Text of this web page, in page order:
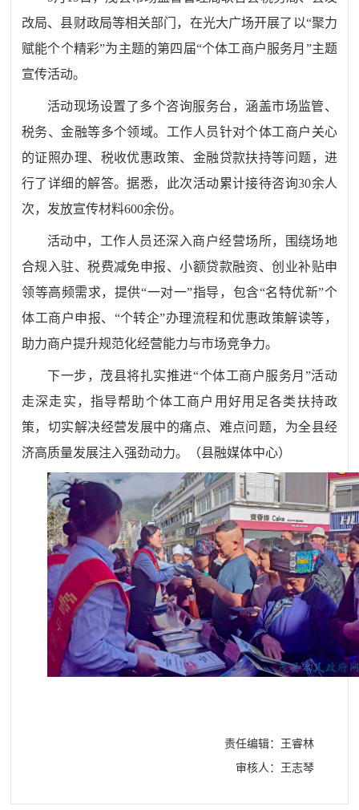
改局、县财政局等相关部门，在光大广场开展了以“聚力
赋能个个精彩”为主题的第四届“个体工商户服务月”主题
宣传活动。
活动现场设置了多个咨询服务台，涵盖市场监管、
税务、金融等多个领域。工作人员针对个体工商户关心
的证照办理、税收优惠政策、金融贷款扶持等问题，进
行了详细的解答。据悉，此次活动累计接待咨询30余人
次，发放宣传材料600余份。
活动中，工作人员还深入商户经营场所，围绕场地
合规入驻、税费减免申报、小额贷款融资、创业补贴申
领等高频需求，提供“一对一”指导，包含“名特优新”个
体工商户申报、“个转企”办理流程和优惠政策解读等，
助力商户提升规范化经营能力与市场竞争力。
下一步，茂县将扎实推进“个体工商户服务月”活动
走深走实，指导帮助个体工商户用好用足各类扶持政
策，切实解决经营发展中的痛点、难点问题，为全县经
济高质量发展注入强劲动力。
（县融媒体中心）
责任编辑：王睿林
审核人：王志琴